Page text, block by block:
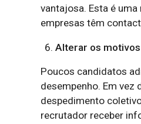
vantajosa. Esta é
empresas têm
Alterar os
Poucos candidatos
desempenho. Em
despedimento
recrutador receber